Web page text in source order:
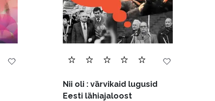
Nii oli : värvikaid lugusid
Eesti lähiajaloost